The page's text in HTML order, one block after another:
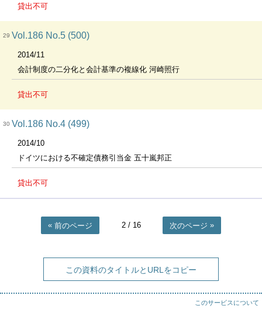
貸出不可
29 Vol.186 No.5 (500)
2014/11
会計制度の二分化と会計基準の複線化 河崎照行
貸出不可
30 Vol.186 No.4 (499)
2014/10
ドイツにおける不確定債務引当金 五十嵐邦正
貸出不可
前のページ 2/ 16 次のページ
この資料のタイトルとURLをコピー
このサービスについて